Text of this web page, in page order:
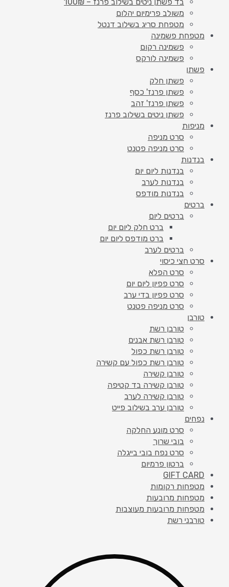
משולב פרימיום יהלום
מטפחת סריג בשילוב דנטל
מטפחת פשמינה
פשמינה רקום
פשמינה לורקס
פשתן
פשתן חלק
פשתן פרנז' כסף
פשתן פרנז' זהב
פשתן ניטים בשילוב פרנז
מניפות
סרט מניפה
סרט מניפה פטנט
בנדנות
בנדנות ליום יום
בנדנות לערב
בנדנות מודפס
ברטים
ברטים ליום
ברט חלק ליום יום
ברט מודפס ליום יום
ברטים לערב
סרט חצי כיסוי
סרט הפלא
סרט פפיון ליום יום
סרט פפיון בדי ערב
סרט מניפה פטנט
טורבן
טורבן רשת
טורבן רשת אבנים
טורבן רשת כפול
טורבן רשת כפול עם קשירה
טורבן קשירה
טורבן קשירה בד קטיפה
טורבן קשירה לערב
טורבן ערב בשילוב פייט
נפחים
סרט מונע החלקה
בובי שרוך
סרט נפח בובי בייגלה
ברטון פרמיום
GIFT CARD
מטפחות רקומות
מטפחות מרובעות
מטפחות מרובעות מעוצבות
טורבני רשת